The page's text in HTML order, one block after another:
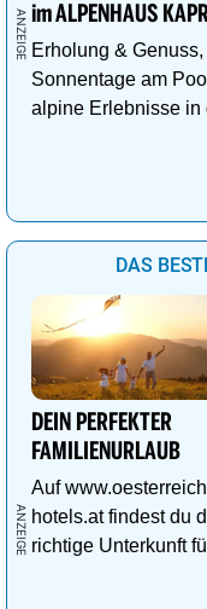
im ALPENHAUS
Erholung & Genuss,
Sonnentage am
alpine Erlebnisse in
DAS
DEIN PERFEKTER
FAMILIENURLAUB
Auf
hotels.at findest du
richtige Unterkunft